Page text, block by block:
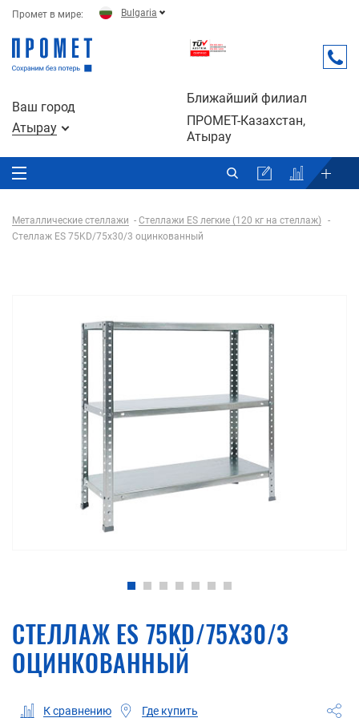
Промет в мире: Bulgaria
Ваш город
Атырау
Ближайший филиал
ПРОМЕТ-Казахстан,
Атырау
Металлические стеллажи
Стеллажи ES легкие (120 кг на стеллаж)
Стеллаж ES 75KD/75x30/3 оцинкованный
СТЕЛЛАЖ ES 75KD/75X30/3
ОЦИНКОВАННЫЙ
К сравнению Где купить